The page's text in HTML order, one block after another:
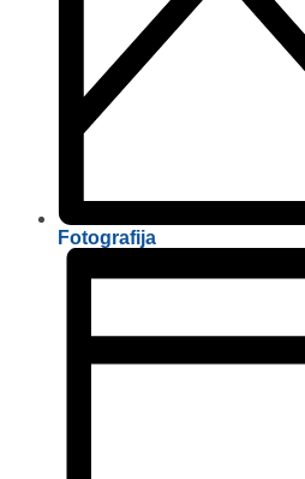
Fotografija